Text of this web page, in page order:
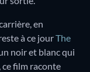
en
à ce jourThe
noir et blanc qui
film raconte